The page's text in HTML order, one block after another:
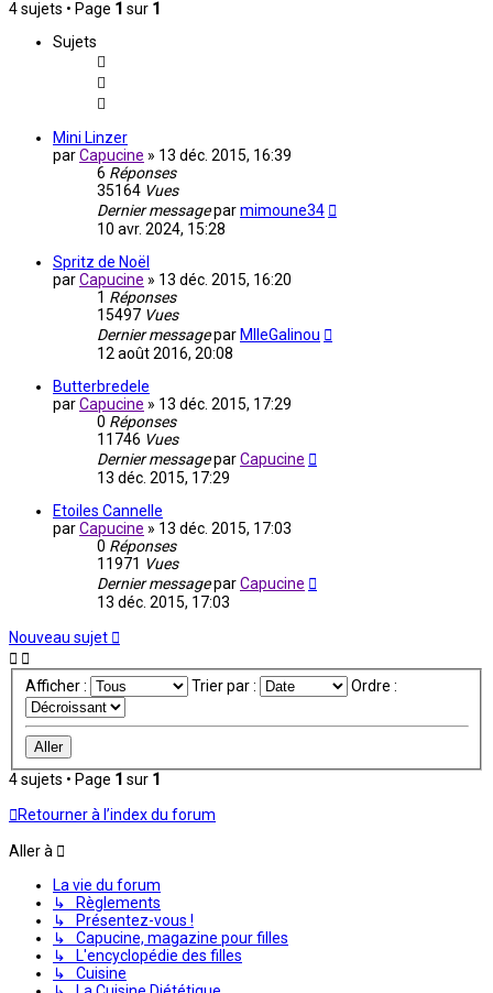
4 sujets • Page 1 sur 1
Sujets
Mini Linzer
parCapucine » 13 déc. 2015, 16:39
6 Réponses
35164 Vues
Dernier messageparmimoune34
10 avr. 2024, 15:28
Spritz de Noël
parCapucine » 13 déc. 2015, 16:20
1 Réponses
15497 Vues
Dernier messagepar MlleGalinou
12 août 2016, 20:08
Butterbredele
parCapucine » 13 déc. 2015, 17:29
0 Réponses
11746 Vues
Dernier messageparCapucine
13 déc. 2015, 17:29
Etoiles Cannelle
parCapucine » 13 déc. 2015, 17:03
0 Réponses
11971 Vues
Dernier messageparCapucine
13 déc. 2015, 17:03
Nouveau sujet
Afficher : Trier par : Ordre :
4 sujets • Page 1 sur 1
Retourner à l’index du forum
Aller à
La vie du forum
↳ Règlements
↳ Présentez-vous !
↳ Capucine, magazine pour filles
↳ L'encyclopédie des filles
↳ Cuisine